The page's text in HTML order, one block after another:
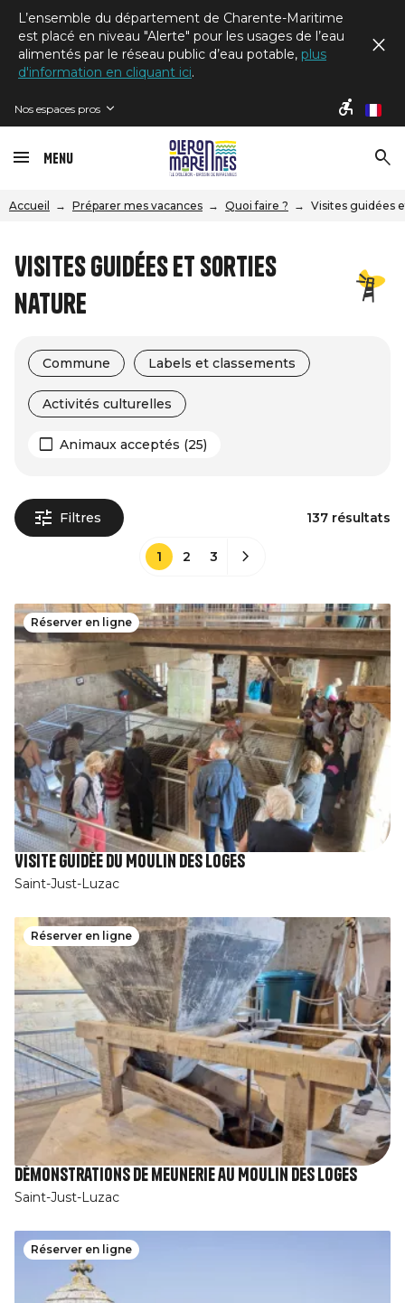
L’ensemble du département de Charente-Maritime
est placé en niveau "Alerte" pour les usages de l’eau
alimentés par le réseau public d’eau potable, plus
d'information en cliquant ici.
Nos espaces pros fr
Menu
Accueil Préparer mes vacances Quoi faire ? Visites guidées
Visites guidées et sorties
nature
Commune Labels et classements
Activités culturelles
Animaux acceptés (25)
Filtres 137 résultats
1 2 3
Réserver en ligne
Visite guidée du Moulin des Loges
Saint-Just-Luzac
Réserver en ligne
Démonstrations de meunerie au Moulin des Loges
Saint-Just-Luzac
Réserver en ligne